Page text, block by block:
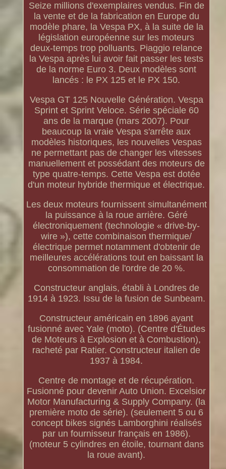
Seize millions d'exemplaires vendus. Fin de
la vente et de la fabrication en Europe du
modèle phare, la Vespa PX, à la suite de la
législation européenne sur les moteurs
deux-temps trop polluants. Piaggio relance
la Vespa après lui avoir fait passer les tests
de la norme Euro 3. Deux modèles sont
lancés : le PX 125 et le PX 150.
Vespa GT 125 Nouvelle Génération. Vespa
Sprint et Sprint Veloce. Série spéciale 60
ans de la marque (mars 2007). Pour
beaucoup la vraie Vespa s'arrête aux
modèles historiques, les nouvelles Vespas
ne permettant pas de changer les vitesses
manuellement et possédant des moteurs de
type quatre-temps. Cette Vespa est dotée
d'un moteur hybride thermique et électrique.
Les deux moteurs fournissent simultanément
la puissance à la roue arrière. Géré
électroniquement (technologie « drive-by-
wire »), cette combinaison thermique/
électrique permet notamment d'obtenir de
meilleures accélérations tout en baissant la
consommation de l'ordre de 20 %.
Constructeur anglais, établi à Londres de
1914 à 1923. Issu de la fusion de Sunbeam.
Constructeur américain en 1896 ayant
fusionné avec Yale (moto). (Centre d'Études
de Moteurs à Explosion et à Combustion),
racheté par Ratier. Constructeur italien de
1937 à 1984.
Centre de montage et de récupération.
Fusionné pour devenir Auto Union. Excelsior
Motor Manufacturing & Supply Company. (la
première moto de série). (seulement 5 ou 6
concept bikes signés Lamborghini réalisés
par un fournisseur français en 1986).
(moteur 5 cylindres en étoile, tournant dans
la roue avant).